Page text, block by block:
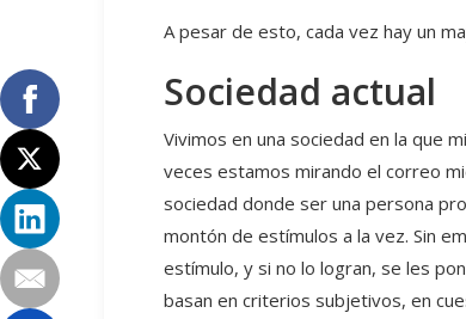
A pesar de esto, cada vez hay un
Sociedad actual
Vivimos en una sociedad en la que
veces estamos mirando el correo
sociedad donde ser una persona
montón de estímulos a la vez. Sin
estímulo, y si no lo logran, se les
basan en criterios subjetivos, en